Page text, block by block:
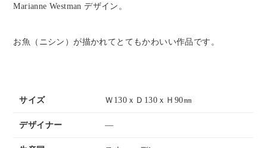
Marianne Westman デザイン。
お魚（ニシン）が描かれてとてもかわいい作品です。
サイズ Ｗ130ｘＤ130ｘＨ90㎜
デザイナー ―